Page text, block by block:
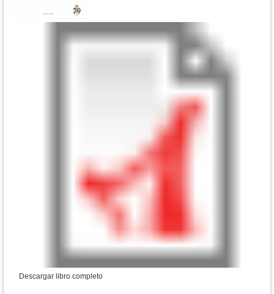
Descargar libro completo